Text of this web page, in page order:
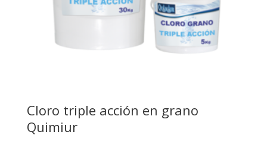
Cloro triple acción en grano
Quimiur